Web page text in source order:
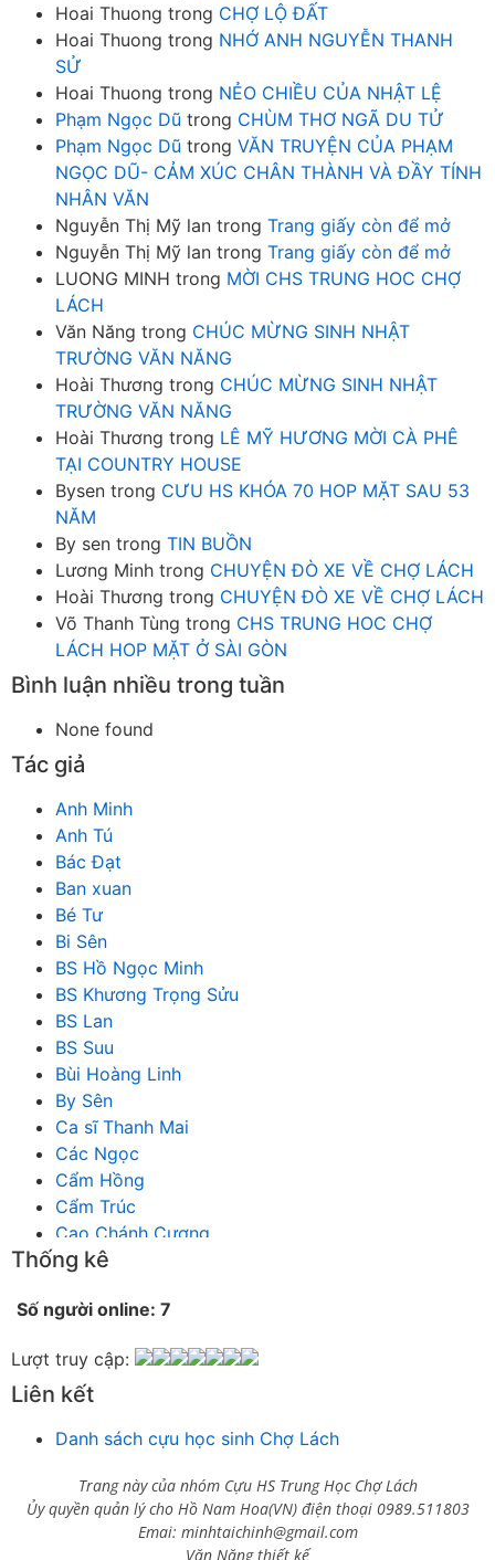
Hoai Thuong trong CHỢ LỘ ĐẤT
Hoai Thuong trong NHỚ ANH NGUYỄN THANH
SỬ
Hoai Thuong trong NẺO CHIỀU CỦA NHẬT LỆ
Phạm Ngọc Dũ trong CHÙM THƠ NGÃ DU TỬ
Phạm Ngọc Dũ trong VĂN TRUYỆN CỦA PHẠM
NGỌC DŨ- CẢM XÚC CHÂN THÀNH VÀ ĐẦY TÍNH
NHÂN VĂN
Nguyễn Thị Mỹ lan trong Trang giấy còn để mở
Nguyễn Thị Mỹ lan trong Trang giấy còn để mở
LUONG MINH trong MỜI CHS TRUNG HOC CHỢ
LÁCH
Văn Năng trong CHÚC MỪNG SINH NHẬT
TRƯỜNG VĂN NĂNG
Hoài Thương trong CHÚC MỪNG SINH NHẬT
TRƯỜNG VĂN NĂNG
Hoài Thương trong LÊ MỸ HƯƠNG MỜI CÀ PHÊ
TẠI COUNTRY HOUSE
Bysen trong CƯU HS KHÓA 70 HOP MẶT SAU 53
NĂM
By sen trong TIN BUỒN
Lương Minh trong CHUYỆN ĐÒ XE VỀ CHỢ LÁCH
Hoài Thương trong CHUYỆN ĐÒ XE VỀ CHỢ LÁCH
Võ Thanh Tùng trong CHS TRUNG HOC CHỢ
LÁCH HOP MẶT Ở SÀI GÒN
Bình luận nhiều trong tuần
None found
Tác giả
Anh Minh
Anh Tú
Bác Đạt
Ban xuan
Bé Tư
Bi Sên
BS Hồ Ngọc Minh
BS Khương Trọng Sửu
BS Lan
BS Suu
Bùi Hoàng Linh
By Sên
Ca sĩ Thanh Mai
Các Ngọc
Cẩm Hồng
Cẩm Trúc
Cao Chánh Cương
Cao Nhật Quyên
Chích Chị
Chu Trầm Nguyên Minh
Cò Bằng
Công Bình
Công Minh
Dang Chi
Thống kê
Số người online: 7
Lượt truy cập:
Liên kết
Danh sách cựu học sinh Chợ Lách
Trang này của nhóm Cựu HS Trung Học Chợ Lách
Ủy quyền quản lý cho Hồ Nam Hoa(VN) điện thoại 0989.511803
Emai: minhtaichinh@gmail.com
Văn Năng thiết kế